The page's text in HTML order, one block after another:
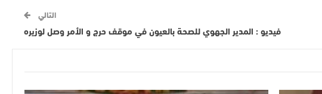
التالي
فيديو : المدير الجهوي للصحة بالعيون في موقف حرج و الأمر وصل لوزيره